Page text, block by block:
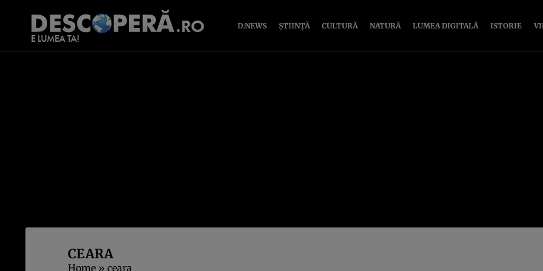
D:NEWS ȘTIINȚĂ CULTURĂ NATURĂ LUMEA DIGITALĂ ISTORIE
CEARA
Home » ceara